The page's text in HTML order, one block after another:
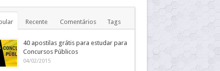
Recente Comentários Tags
40 apostilas grátis para estudar para
Concursos Públicos
04/02/2015